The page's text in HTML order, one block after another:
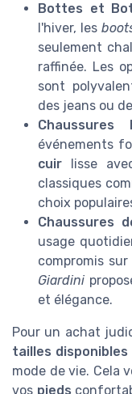
Bottes et
l'hiver, les
seulement
raffinée. Les
sont
des jeans ou
Chaussures
événements
cuir lisse
classiques
choix
Chaussures
usage
compromis
Giardini
et élégance.
Pour un achat
tailles disponibles
mode de vie. Cela
vos pieds